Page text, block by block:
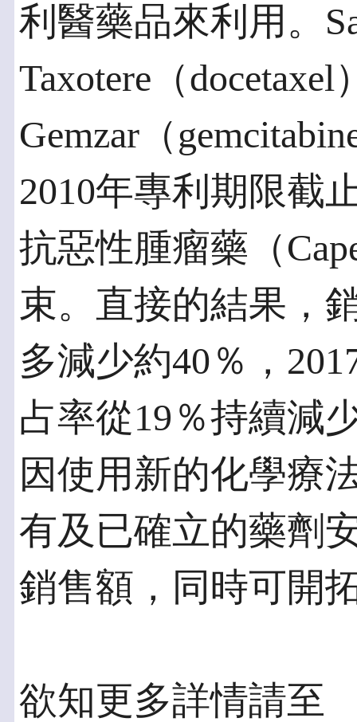
利醫藥品來利用。
Taxotere（
Gemzar（
2010年專利期限截
抗惡性腫瘤藥（
束。直接的結果，
多減少約40％，
占率從19％持續減
因使用新的化學療
有及已確立的藥劑
銷售額，同時可開
欲知更多詳情請至